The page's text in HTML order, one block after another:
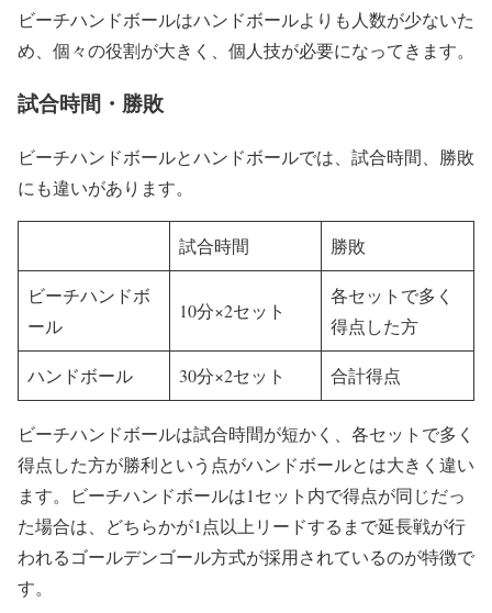
ビーチハンドボールはハンドボールよりも人数が少ないた
め、個々の役割が大きく、個人技が必要になってきます。
試合時間・勝敗
ビーチハンドボールとハンドボールでは、試合時間、勝敗
にも違いがあります。
試合時間 勝敗
ビーチハンドボ
ール
10分×2セット
各セットで多く
得点した方
ハンドボール 30分×2セット 合計得点
ビーチハンドボールは試合時間が短かく、各セットで多く
得点した方が勝利という点がハンドボールとは大きく違い
ます。ビーチハンドボールは1セット内で得点が同じだっ
た場合は、どちらかが1点以上リードするまで延長戦が行
われるゴールデンゴール方式が採用されているのが特徴で
す。